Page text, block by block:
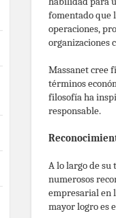
fomentado que
operaciones,
organizaciones
Massanet cree
términos
filosofía ha
responsable.
A lo largo de
numerosos
empresarial en
mayor logro es